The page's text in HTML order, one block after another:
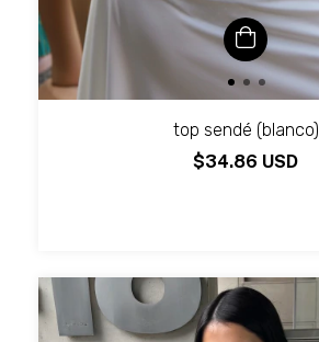
top sendé (blanco)
$34.86 USD